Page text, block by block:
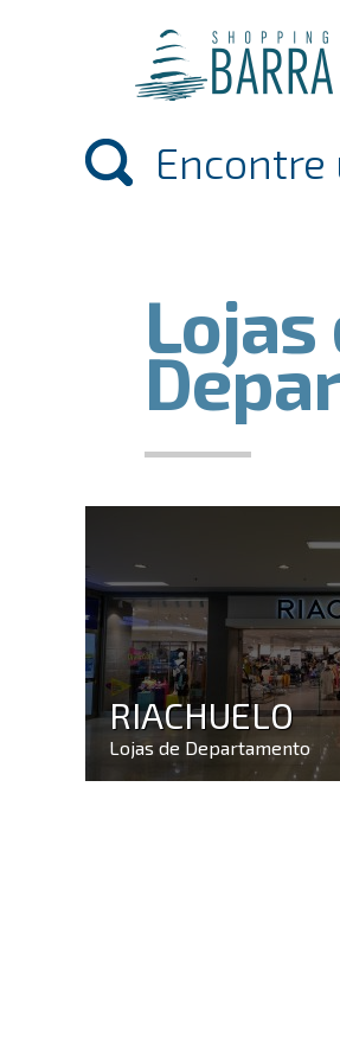
Lojas
RIACHUELO
Lojas de Departamento